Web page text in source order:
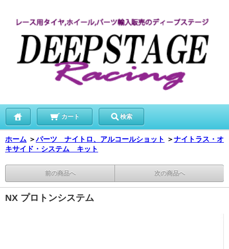
カート 検索
ホーム ＞パーツ ナイトロ、アルコールショット ＞ナイトラス・オ
キサイド・システム キット
前の商品へ 次の商品へ
NX プロトンシステム